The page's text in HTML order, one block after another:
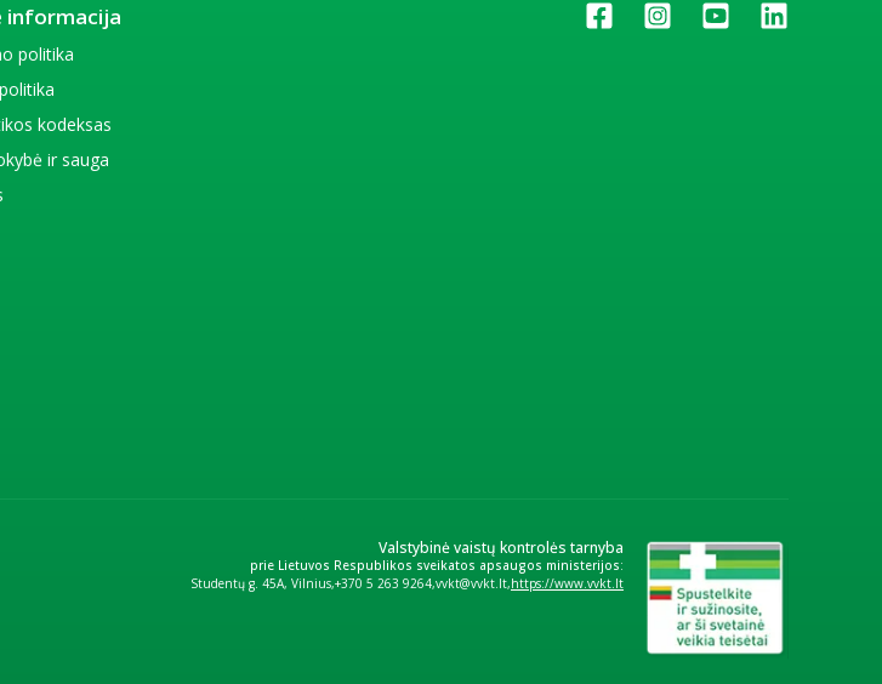
informacija
politika
kodeksas
ir sauga
Valstybinė vaistų kontrolės tarnyba
prie Lietuvos Respublikos sveikatos apsaugos ministerijos:
Studentų g. 45A, Vilnius +370 5 263 9264 vvkt@vvkt.lt https://www.vvkt.lt